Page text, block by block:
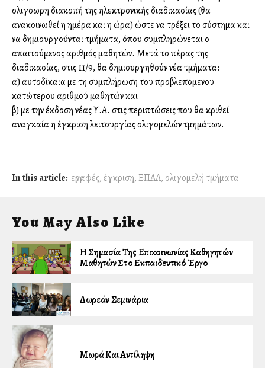
ολιγόωρη διακοπή της ηλεκτρονικής διαδικασίας (θα
ανακοινωθεί η ημέρα και η ώρα) ώστε να τρέξει το σύστημα και
να δημιουργούνται τμήματα, όπου συμπληρώνεται ο
απαιτούμενος αριθμός μαθητών. Μετά το πέρας της
διαδικασίας, στις 11/9, θα δημιουργηθούν νέα τμήματα:
α) αυτοδίκαια με τη συμπλήρωση του προβλεπόμενου
κατώτερου αριθμού μαθητών και
β) με την έκδοση νέας Υ.Α. στις περιπτώσεις που θα κριθεί
αναγκαία η έγκριση λειτουργίας ολιγομελών τμημάτων.
In this article: εγγραφές, έγκριση,ΕΠΑΛ, ολιγομελή τμήματα
You May Also Like
Η Σημασία Της Επικοινωνίας Καθηγητών
Μαθητών Στο Εκπαιδευτικό Έργο
Δωρεάν Σεμινάρια
Μωρά Και Αντίληψη